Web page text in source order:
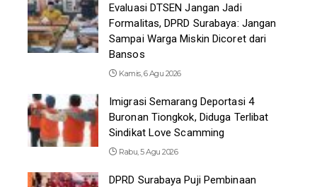
Evaluasi DTSEN Jangan Jadi
Formalitas, DPRD Surabaya: Jangan
Sampai Warga Miskin Dicoret dari
Bansos
Kamis, 6 Agu 2026
Imigrasi Semarang Deportasi 4
Buronan Tiongkok, Diduga Terlibat
Sindikat Love Scamming
Rabu, 5 Agu 2026
DPRD Surabaya Puji Pembinaan